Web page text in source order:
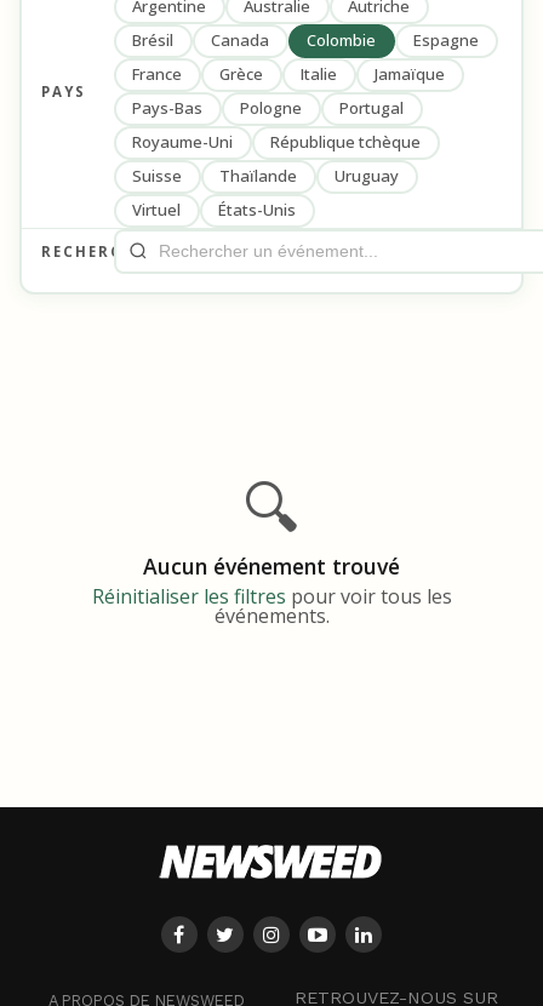
PAYS
Argentine
Australie
Autriche
Brésil
Canada Colombie
Espagne
France
Grèce Italie
Jamaïque
Pays-Bas
Pologne
Portugal
Royaume-Uni
République tchèque
Suisse
Thaïlande
Uruguay
Virtuel
États-Unis
RECHERCHE
🔍
Aucun événement trouvé
Réinitialiser les filtres pour voir tous les
événements.
A PROPOS DE NEWSWEED RETROUVEZ-NOUS SUR